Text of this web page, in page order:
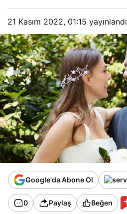
21 Kasım 2022, 01:15 yayınlandı
Google'da Abone Ol
0 Paylaş Beğen